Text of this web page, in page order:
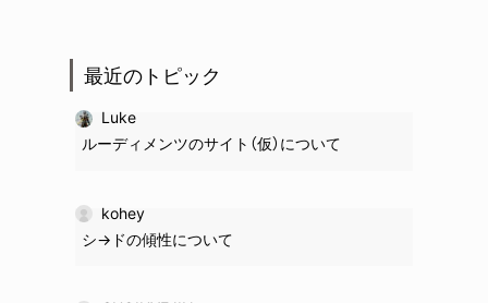
最近のトピック
ルーディメンツのサイト（仮）について
Luke
シ→ドの傾性について
kohey